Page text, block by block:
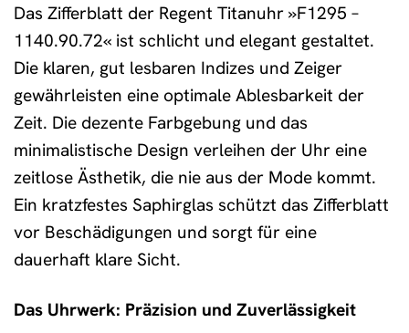
Das Zifferblatt der Regent Titanuhr »F1295 –
1140.90.72« ist schlicht und elegant gestaltet.
Die klaren, gut lesbaren Indizes und Zeiger
gewährleisten eine optimale Ablesbarkeit der
Zeit. Die dezente Farbgebung und das
minimalistische Design verleihen der Uhr eine
zeitlose Ästhetik, die nie aus der Mode kommt.
Ein kratzfestes Saphirglas schützt das Zifferblatt
vor Beschädigungen und sorgt für eine
dauerhaft klare Sicht.
Das Uhrwerk: Präzision und Zuverlässigkeit